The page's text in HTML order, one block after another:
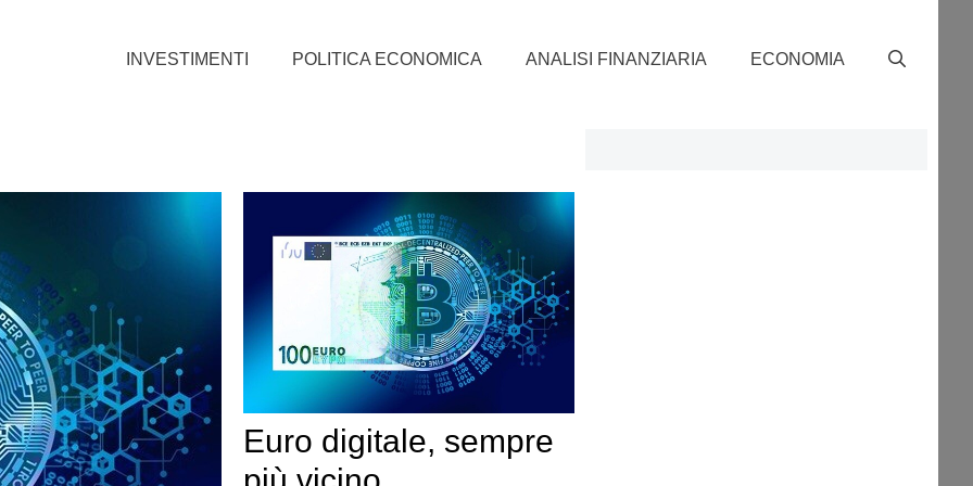
INVESTIMENTI POLITICA ECONOMICA ANALISI FINANZIARIA ECONOMIA
Euro digitale, sempre